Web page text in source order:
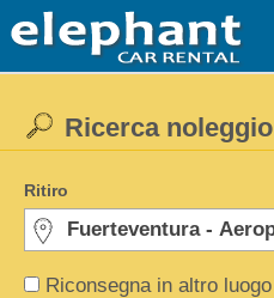
Riconsegna in altro luogo
Ricerca noleggio
Ritiro